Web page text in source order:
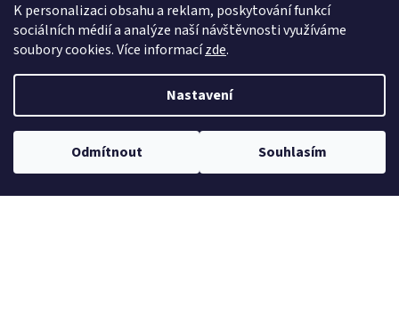
K personalizaci obsahu a reklam, poskytování funkcí
sociálních médií a analýze naší návštěvnosti využíváme
soubory cookies. Více informacízde.
Nastavení
Odmítnout Souhlasím
E-mail
Vložením e-mailu souhlasíte spodmínkami ochrany osobních údajů